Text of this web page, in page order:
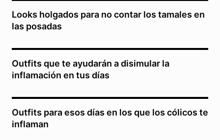
Looks holgados para no contar los tamales en
las posadas
Outfits que te ayudarán a disimular la
inflamación en tus días
Outfits para esos días en los que los cólicos te
inflaman